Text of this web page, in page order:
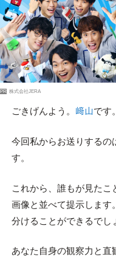
PR 株式会社JERA
ごきげんよう。 﨑山です。
今回私からお送りするの
す。
これから、誰もが見たこ
画像と並べて提示します
分けることができるでし
あなた自身の観察力と直